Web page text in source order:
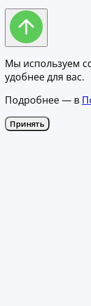
Мы используем
удобнее для вас.
Подробнее — в
Принять